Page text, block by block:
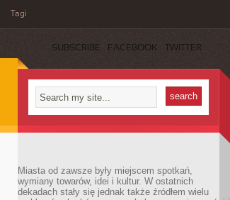
Tagi
SUBSCRIBE FACEBOOK TWITTER
Miasta od zawsze były miejscem spotkań,
wymiany towarów, idei i kultur. W ostatnich
dekadach stały się jednak także źródłem wielu